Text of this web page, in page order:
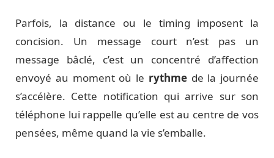
Parfois, la distance ou le timing imposent la
concision. Un message court n’est pas un
message bâclé, c’est un concentré d’affection
envoyé au moment où le rythmede la journée
s’accélère. Cette notification qui arrive sur son
téléphone lui rappelle qu’elle est au centre de vos
pensées, même quand la vie s’emballe.